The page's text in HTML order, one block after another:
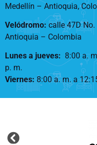
Medellín – Antioquia,
Velódromo: calle 47D
Antioquia – Colombia
Lunes a jueves: 8:00 a.
p. m.
Viernes:8:00 a. m. a